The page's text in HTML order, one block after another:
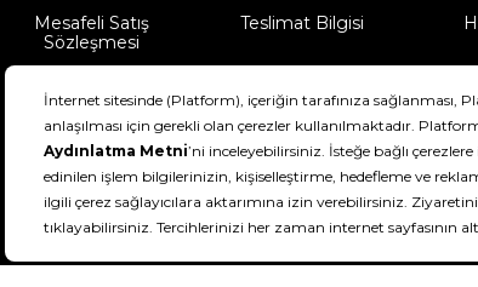
Mesafeli Satış
Sözleşmesi
Teslimat Bilgisi
DeFactoFIT ©️ 2022-2026. Tüm